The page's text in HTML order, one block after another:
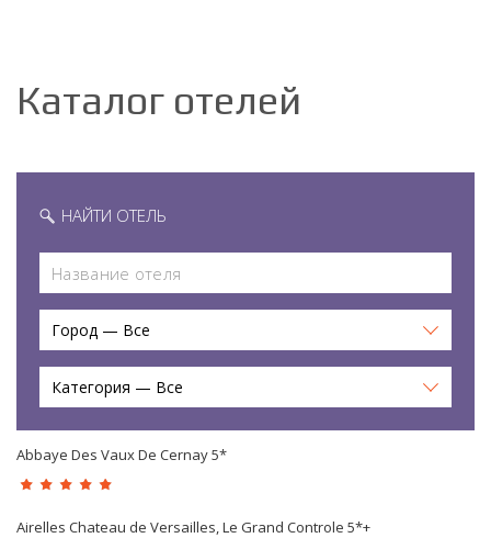
Каталог отелей
НАЙТИ ОТЕЛЬ
Город — Все
Категория — Все
Abbaye Des Vaux De Cernay 5*
Airelles Chateau de Versailles, Le Grand Controle 5*+